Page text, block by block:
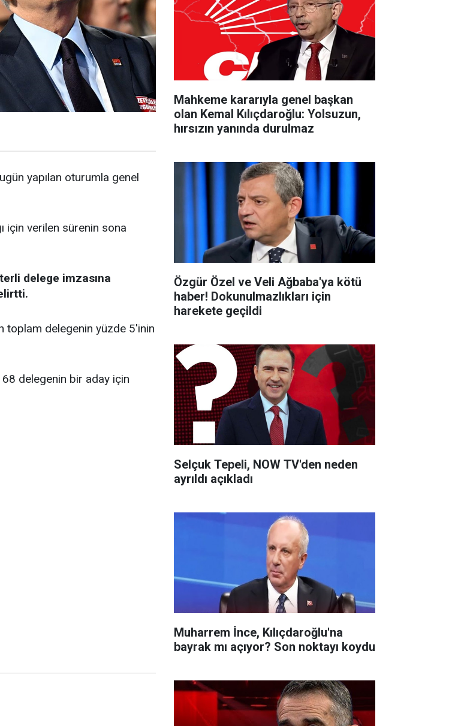
yapılan oturumla genel
için verilen sürenin sona
delege imzasına
toplam delegenin yüzde 5'inin
delegenin bir aday için
Mahkeme kararıyla genel başkan
olan Kemal Kılıçdaroğlu: Yolsuzun,
hırsızın yanında durulmaz
Özgür Özel ve Veli Ağbaba'ya kötü
haber! Dokunulmazlıkları için
harekete geçildi
Selçuk Tepeli, NOW TV'den neden
ayrıldı açıkladı
Muharrem İnce, Kılıçdaroğlu'na
bayrak mı açıyor? Son noktayı koydu